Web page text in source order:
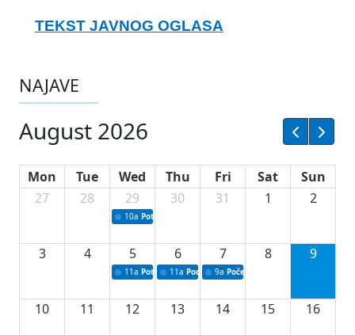
TEKST JAVNOG OGLASA
NAJAVE
August 2026
Mon Tue Wed Thu Fri Sat
Sun
27
28 29
10a Potpisivanje ugovora sa neprofitnim
30 31 1 2
3 4 5
11a Potpisivanje ugovora o stipendijama za
6
11a Podrška razvoju vodne infrastrukture u
7
9a Početak izgradnje nove
8 9
10 11 12 13 14 15 16